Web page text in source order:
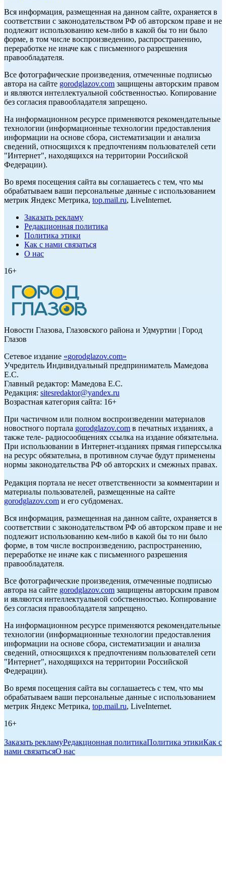
Вся информация, размещенная на данном сайте, охраняется в
соответствии с законодательством РФ об авторском праве и не
подлежит использованию кем-либо в какой бы то ни было
форме, в том числе воспроизведению, распространению,
переработке не иначе как с письменного разрешения
правообладателя.
Все фотографические произведения, отмеченные подписью
автора на сайте gorodglazov.com защищены авторским правом
и являются интеллектуальной собственностью. Копирование
без согласия правообладателя запрещено.
На информационном ресурсе применяются рекомендательные
технологии (информационные технологии предоставления
информации на основе сбора, систематизации и анализа
сведений, относящихся к предпочтениям пользователей сети
"Интернет", находящихся на территории Российской
Федерации).
Во время посещения сайта вы соглашаетесь с тем, что мы
обрабатываем ваши персональные данные с использованием
метрик Яндекс Метрика, top.mail.ru, LiveInternet.
Заказать рекламу
Редакционная политика
Политика этики
Как с нами связаться
О нас
16+
Новости Глазова, Глазовского района и Удмуртии | Город
Глазов
Сетевое издание «gorodglazov.com»
Учредитель Индивидуальный предприниматель Мамедова
Е.С.
Главный редактор: Мамедова Е.С.
Редакция: sitesredaktor@yandex.ru
Возрастная категория сайта: 16+
При частичном или полном воспроизведении материалов
новостного портала gorodglazov.com в печатных изданиях, а
также теле- радиосообщениях ссылка на издание обязательна.
При использовании в Интернет-изданиях прямая гиперссылка
на ресурс обязательна, в противном случае будут применены
нормы законодательства РФ об авторских и смежных правах.
Редакция портала не несет ответственности за комментарии и
материалы пользователей, размещенные на сайте
gorodglazov.com и его субдоменах.
Вся информация, размещенная на данном сайте, охраняется в
соответствии с законодательством РФ об авторском праве и не
подлежит использованию кем-либо в какой бы то ни было
форме, в том числе воспроизведению, распространению,
переработке не иначе как с письменного разрешения
правообладателя.
Все фотографические произведения, отмеченные подписью
автора на сайте gorodglazov.com защищены авторским правом
и являются интеллектуальной собственностью. Копирование
без согласия правообладателя запрещено.
На информационном ресурсе применяются рекомендательные
технологии (информационные технологии предоставления
информации на основе сбора, систематизации и анализа
сведений, относящихся к предпочтениям пользователей сети
"Интернет", находящихся на территории Российской
Федерации).
Во время посещения сайта вы соглашаетесь с тем, что мы
обрабатываем ваши персональные данные с использованием
метрик Яндекс Метрика, top.mail.ru, LiveInternet.
16+
Заказать рекламуРедакционная политикаПолитика этикиКак с
нами связатьсяО нас